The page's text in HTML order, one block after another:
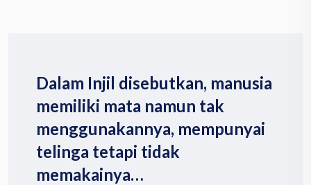
Dalam Injil disebutkan, manusia
memiliki mata namun tak
menggunakannya, mempunyai
telinga tetapi tidak
memakainya…